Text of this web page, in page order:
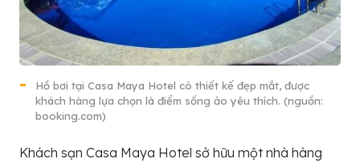
Hồ bơi tại Casa Maya Hotel có thiết kế đẹp mắt, được
khách hàng lựa chọn là điểm sống ảo yêu thích. (nguồn:
booking.com)
Khách sạn Casa Maya Hotel sở hữu một nhà hàng